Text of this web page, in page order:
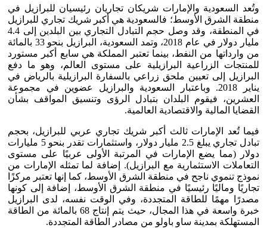
وتُعد السعودية والإمارات شريكان تجاريان رئيسيان للبرازيل في
منطقة الشرق الأوسط؛ فالسعودية هي أكبر شريك تجاري للبرازيل
في المنطقة، وقد وصل حجم التبادل التجاري بين البلدين إلى 4.4
مليار دولار في عام 2018، وتمد السعودية، البرازيل بنحو 33 بالمائة
من وارداتها من النفط، بينما تعتبر المملكة هي سابع أكبر مستورد
للمنتجات الزراعية البرازيلية على مستوى العالم، وهو ما دفع
البرازيل إلى تعيين ملحق زراعي بالسفارة البرازيلية بالرياض في
يناير 2018. وباعتبار السعودية والبرازيل عضوين في مجموعة
العشرين، فيقوم البلدان بتبادل الرؤى وتنسيق المواقف بشأن
القضايا المالية والاقتصادية العالمية.
فيما تُعد الإمارات ثالث أكبر شريك تجاري عربي للبرازيل، بحجم
تبادل تجاري يبلغ 2.5 مليار دولار، واستثمارات تقدر بنحو 5 مليارات
دولار (مما يضع الإمارات في المرتبة الأولى عربيًا على مستوى
التعاملات الاستثمارية مع البرازيل). إضافة لما تمثله الإمارات من
نموذج تنموي ناجح في منطقة الشرق الأوسط، كما إنها تعتبر مركزًا
تجاريًا وماليًا رئيسيًا في منطقة الشرق الأوسط، إضافة إلى كونها
مصدرًا مهمًا للطاقة المتجددة، وفي الوقت نفسه، لدى البرازيل
خبرة واسعة في هذا المجال، حيث يتم إنتاج 68 بالمائة من الطاقة
المستهلكة بمدينة ساو باولو من مصادر الطاقة المتجددة.